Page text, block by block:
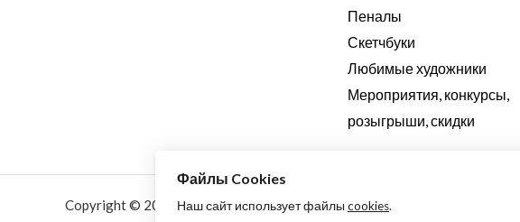
Пеналы
Скетчбуки
Любимые художники
Мероприятия, конкурсы,
розыгрыши, скидки
Copyright © 2026 Aquarellewings - уникальная акварель ручной работы по
Файлы Cookies
Наш сайт использует файлы cookies.